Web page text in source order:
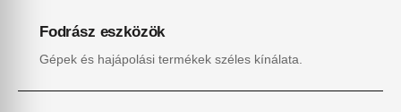
Fodrász eszközök
Gépek és hajápolási termékek széles kínálata.